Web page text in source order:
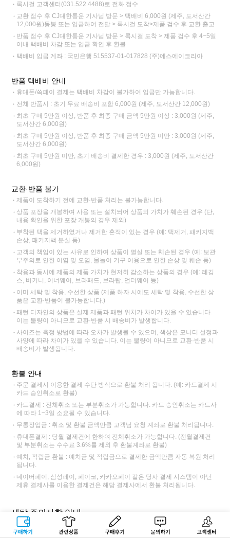
구매하기 관련상품 상품후기 문의하기 고객센터
록시걸 고객센터(031.522.4488)로 전화 접수
교환 접수 후 CJ대한통운 기사님 방문 > 택배비 6,000원 (제주, 도서산간
12,000원)동봉 또는 입금하여 전달 > 록시걸 도착>제품 검수 후 교환 출고
반품 접수 후 CJ대한통운 기사님 방문 > 록시걸 도착 > 제품 검수 후 4~5일
이내 택배비 차감 또는 입금 확인 후 환불
택배비 입금 계좌 : 국민은행 515537-01-017828 (주)에스에이코리아
반품 택배비 안내
휴대폰/쓱페이 결제는 택배비 차감이 불가하여 입금만 가능합니다.
전체 반품시 : 초기 무료 배송비 포함 6,000원 (제주, 도서산간 12,000원)
최초 구매 5만원 이상, 반품 후 최종 구매 금액 5만원 이상 : 3,000원 (제주,
도서산간 6,000원)
최초 구매 5만원 이상, 반품 후 최종 구매 금액 5만원 미만 : 3,000원 (제주,
도서산간 6,000원)
최초 구매 5만원 미만, 초기 배송비 결제한 경우 : 3,000원 (제주, 도서산간
6,000원)
교환·반품 불가
제품이 도착하기 전에 교환·반품 처리는 불가능합니다.
상품 포장을 개봉하여 사용 또는 설치되어 상품의 가치가 훼손된 경우 (단,
내용 확인을 위한 포장 개봉의 경우 제외)
부착된 택을 제거하였거나 제거한 흔적이 있는 경우 (예: 택제거, 패키지백
손상, 패키지백 분실 등)
고객의 책임이 있는 사유로 인하여 상품이 멸실 또는 훼손된 경우 (예: 보관
부주의로 인한 이염 및 오염, 물놀이 기구 이용으로 인한 손상 및 훼손 등)
착용과 동시에 제품의 제품 가치가 현저히 감소하는 상품의 경우 (예: 레깅
스, 비키니, 이너웨어, 브라패드, 브라탑, 언더웨어 등)
이미 세탁 및 착용, 수선한 상품 (제품 하자 시에도 세탁 및 착용, 수선한 상
품은 교환·반품이 불가능합니다.)
패턴 디자인의 상품은 실제 제품과 패턴 위치가 차이가 있을 수 있습니다.
이는 불량이 아니므로 교환·반품 시 배송비가 발생합니다.
사이즈는 측정 방법에 따라 오차가 발생될 수 있으며, 색상은 모니터 설정과
사양에 따라 차이가 있을 수 있습니다. 이는 불량이 아니므로 교환·반품 시
배송비가 발생됩니다.
환불 안내
주문 결제시 이용한 결제 수단 방식으로 환불 처리 됩니다. (예: 카드결제 시
카드 승인취소로 환불)
카드결제 : 전체취소 또는 부분취소가 가능합니다. 카드 승인취소는 카드사
에 따라 1~3일 소요될 수 있습니다.
무통장입금 : 취소 및 환불 금액만큼 고객님 요청 계좌로 환불 처리됩니다.
휴대폰결제 : 당월 결제건에 한하여 전체취소가 가능합니다. (전월결제건
및 부분취소는 수수료 3.6%를 제외 후 환불계좌로 환불)
예치, 적립금 환불 : 예치금 및 적립금으로 결제한 금액만큼 자동 복원 처리
됩니다.
네이버페이, 삼성페이, 페이코, 카카오페이 같은 당사 결제 시스템이 아닌
제휴 결제사를 이용한 결제건은 해당 결제사에서 환불 처리됩니다.
세탁 주의사항 안내